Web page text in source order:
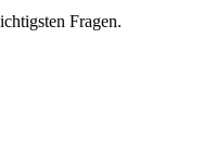
Fragen.